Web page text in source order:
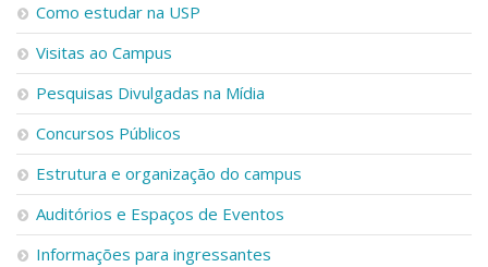
Como estudar na USP
Visitas ao Campus
Pesquisas Divulgadas na Mídia
Concursos Públicos
Estrutura e organização do campus
Auditórios e Espaços de Eventos
Informações para ingressantes